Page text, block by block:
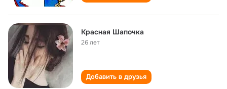
Красная Шапочка
26 лет
Добавить в друзья